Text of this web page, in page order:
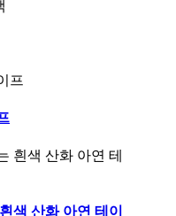
색 산화 아연 테이